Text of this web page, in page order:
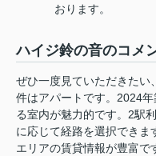
おります。
ハイジ鈴の音のコメ
ぜひ一度見ていただきたい
件はアパートです。2024
る室内が魅力的です。2駅
に応じて経路を選択できま
エリアの賃貸情報が豊富で